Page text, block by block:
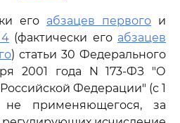
его абзацев первого и
4 (фактически его абзацев
) статьи 30 Федерального
2001 года N 173-ФЗ "О
Федерации" (с 1
не применяющегося, за